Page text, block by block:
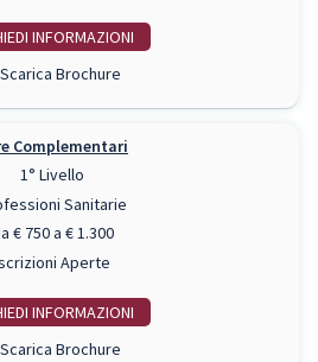
INFO
Scarica Brochure
Complementari
1° Livello
Sanitarie
€ 750 a € 1.300
Aperte
INFO
Scarica Brochure